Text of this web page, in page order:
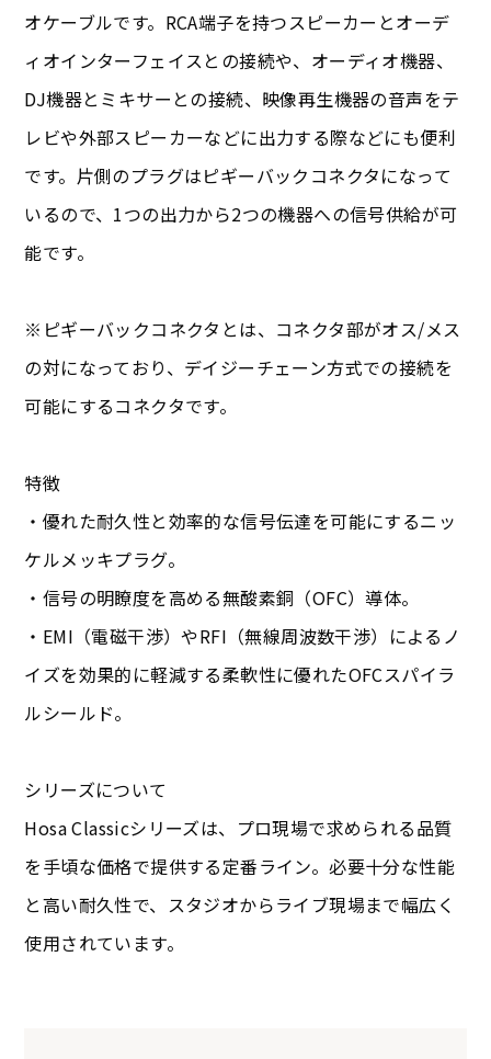
オケーブルです。RCA端子を持つスピーカーとオーデ
ィオインターフェイスとの接続や、オーディオ機器、
DJ機器とミキサーとの接続、映像再生機器の音声をテ
レビや外部スピーカーなどに出力する際などにも便利
です。片側のプラグはピギーバックコネクタになって
いるので、1つの出力から2つの機器への信号供給が可
能です。
※ピギーバックコネクタとは、コネクタ部がオス/メス
の対になっており、デイジーチェーン方式での接続を
可能にするコネクタです。
特徴
・優れた耐久性と効率的な信号伝達を可能にするニッ
ケルメッキプラグ。
・信号の明瞭度を高める無酸素銅（OFC）導体。
・EMI（電磁干渉）やRFI（無線周波数干渉）によるノ
イズを効果的に軽減する柔軟性に優れたOFCスパイラ
ルシールド。
シリーズについて
Hosa Classicシリーズは、プロ現場で求められる品質
を手頃な価格で提供する定番ライン。必要十分な性能
と高い耐久性で、スタジオからライブ現場まで幅広く
使用されています。